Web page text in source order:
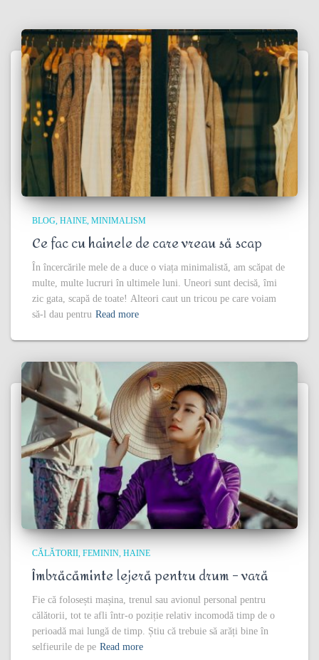
BLOG HAINE MINIMALISM
Ce fac cu hainele de care vreau să scap
În încercările mele de a duce o viața minimalistă, am scăpat de
multe, multe lucruri în ultimele luni. Uneori sunt decisă, îmi
zic gata, scapă de toate! Alteori caut un tricou pe care voiam
să-l dau pentru Read more
CĂLĂTORII FEMININ HAINE
Îmbrăcăminte lejeră pentru drum – vară
Fie că folosești mașina, trenul sau avionul personal pentru
călătorii, tot te afli într-o poziție relativ incomodă timp de o
perioadă mai lungă de timp. Știu că trebuie să arăți bine în
selfieurile de pe Read more